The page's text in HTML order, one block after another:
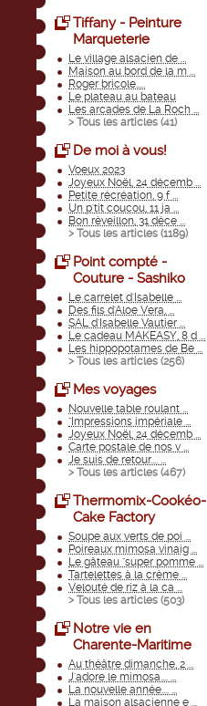
Tiffany - Peinture
Marqueterie
Le village alsacien de ...
Maison au bord de la m ...
Roger bricole.....
Le plateau au bateau
Les arcades de La Roch ...
> Tous les articles (41)
De moi à vous!
Voeux 2023
Joyeux Noël, 24 décemb ...
Petite récréation, 9 f ...
Un p'tit coucou, 11 ja ...
Bon réveillon, 31 déce ...
> Tous les articles (1189)
Point compté -
Couture - Sashiko
Le carrelet d'Isabelle ...
Des fils d'Aloe Vera, ...
SAL d'Isabelle Vautier ...
Le cadeau MAKEASY, 8 d ...
Les hippopotames de Be ...
> Tous les articles (256)
Mes voyages
Nouvelle table roulant ...
"Impressions impériale ...
Joyeux Noël, 24 décemb ...
Carte postale de nos v ...
Je suis de retour.... ...
> Tous les articles (467)
Thermomix-Cookéo-
Cake Factory
Soupe aux verts de poi ...
Poireaux mimosa vinaig ...
Le gâteau "super pomme ...
Tartelettes à la crème ...
Velouté de riz à la ca ...
> Tous les articles (503)
Notre vie en
Charente-Maritime
Au théâtre dimanche, 2 ...
J'adore le mimosa.... ...
La nouvelle année.... ...
La maison alsacienne e ...